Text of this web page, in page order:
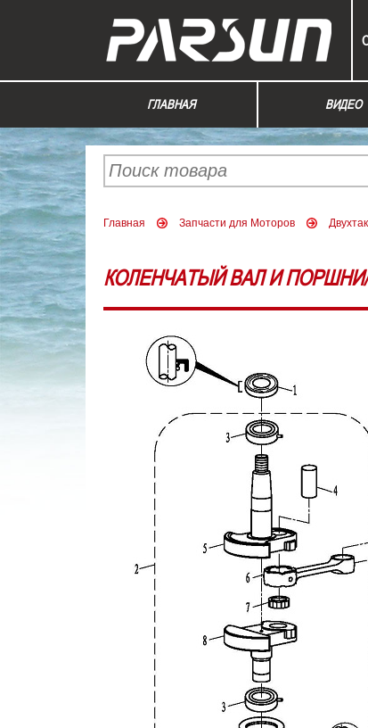
ГЛАВНАЯ ВИДЕО
Главная Запчасти для Моторов
КОЛЕНЧАТЫЙ ВАЛ И ПОРШНИ/